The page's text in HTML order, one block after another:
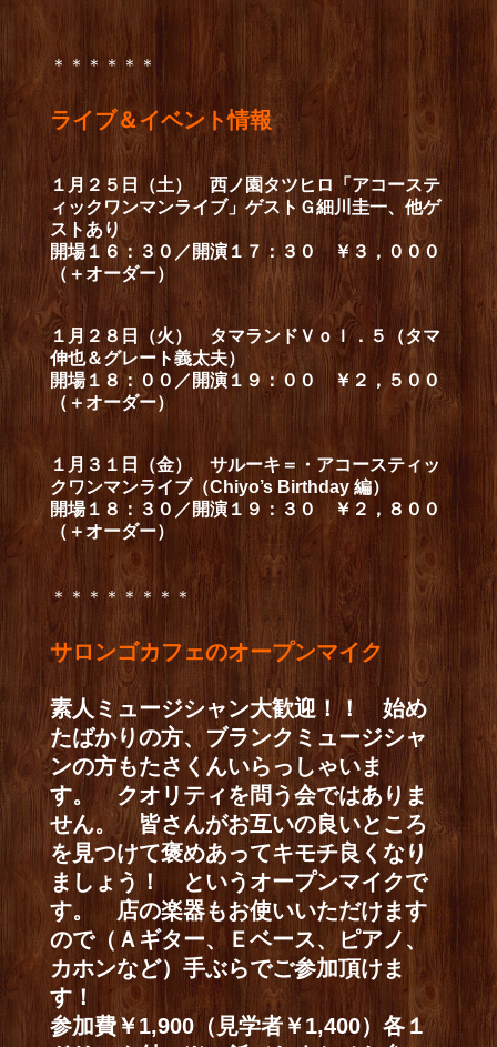
＊＊＊＊＊＊
ライブ＆イベント情報
１月２５日（土） 西ノ園タツヒロ「アコーステ
ィックワンマンライブ」ゲストＧ細川圭一、他ゲ
ストあり
開場１６：３０／開演１７：３０ ￥３，０００
（＋オーダー）
１月２８日（火） タマランドＶｏｌ．５（タマ
伸也＆グレート義太夫）
開場１８：００／開演１９：００ ￥２，５００
（＋オーダー）
１月３１日（金） サルーキ＝・アコースティッ
クワンマンライブ（Chiyo’s Birthday 編）
開場１８：３０／開演１９：３０ ￥２，８００
（＋オーダー）
＊＊＊＊＊＊＊＊
サロンゴカフェのオープンマイク
素人ミュージシャン大歓迎！！ 始め
たばかりの方、ブランクミュージシャ
ンの方もたさくんいらっしゃいま
す。 クオリティを問う会ではありま
せん。 皆さんがお互いの良いところ
を見つけて褒めあってキモチ良くなり
ましょう！ というオープンマイクで
す。 店の楽器もお使いいただけます
ので（Ａギター、Ｅベース、ピアノ、
カホンなど）手ぶらでご参加頂けま
す！
参加費￥1,900（見学者￥1,400）各１